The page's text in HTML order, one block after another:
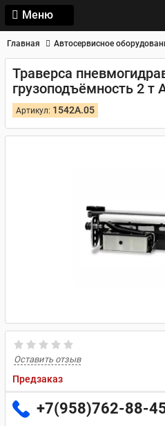
Меню
Главная Автосервисное
Траверса
грузоподъёмность 2 т
Артикул: 1542A.05
Оставить отзыв
Предзаказ
+7(958)762-88-